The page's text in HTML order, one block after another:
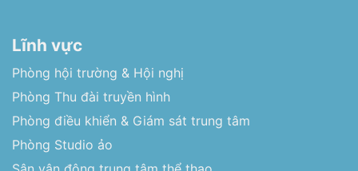
Lĩnh vực
Phòng hội trường & Hội nghị
Phòng Thu đài truyền hình
Phòng điều khiển & Giám sát trung tâm
Phòng Studio ảo